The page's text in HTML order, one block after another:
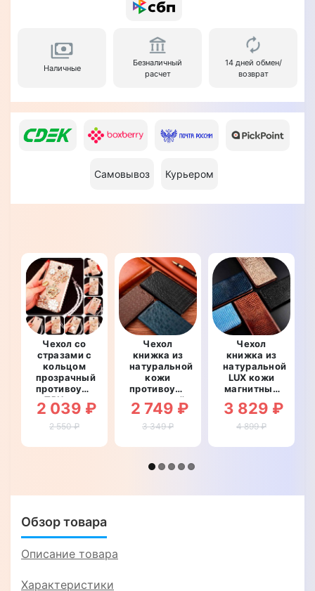
Наличные
Безналичный
расчет
14 дней обмен/
возврат
Самовывоз Курьером
Чехол со
стразами с
кольцом
прозрачный
противоударный
TPU для
Xiaomi
POCO M4
"ROYALER"
2 039 ₽
2 550 ₽
Чехол
книжка из
натуральной
кожи
противоударный
магнитный
для Xiaomi
POCO M4
"LINEARIS"
2 749 ₽
3 349 ₽
Чехол
книжка из
натуральной
LUX кожи
магнитный
противоударный
для Xiaomi
POCO M4
"ВАРАН"
3 829 ₽
4 899 ₽
Обзор товара
Описание товара
Характеристики